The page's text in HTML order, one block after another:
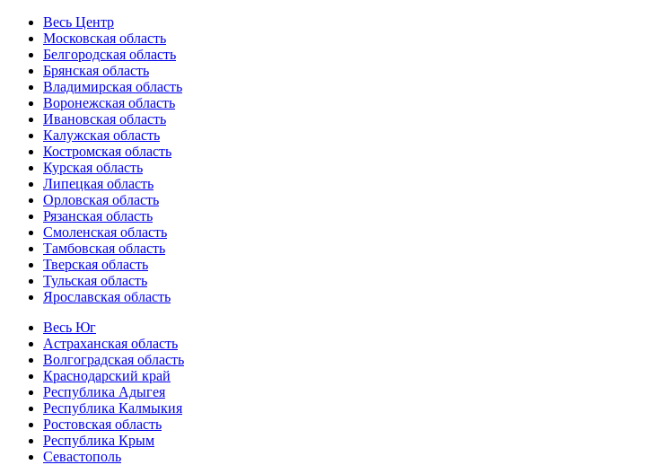
Весь Центр
Московская область
Белгородская область
Брянская область
Владимирская область
Воронежская область
Ивановская область
Калужская область
Костромская область
Курская область
Липецкая область
Орловская область
Рязанская область
Смоленская область
Тамбовская область
Тверская область
Тульская область
Ярославская область
Весь Юг
Астраханская область
Волгоградская область
Краснодарский край
Республика Адыгея
Республика Калмыкия
Ростовская область
Республика Крым
Севастополь